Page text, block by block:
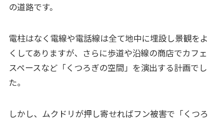
の道路です。
電柱はなく電線や電話線は全て地中に埋設し景観をよ
くしてありますが、さらに歩道や沿線の商店でカフェ
スペースなど「くつろぎの空間」を演出する計画でし
た。
しかし、ムクドリが押し寄せればフン被害で「くつろ